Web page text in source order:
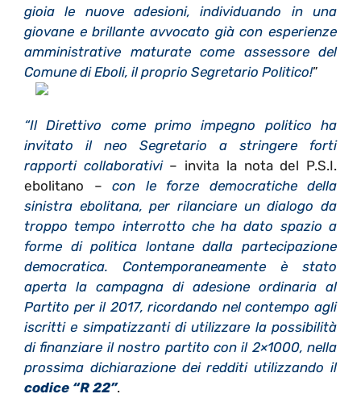
gioia le nuove adesioni, individuando in una
giovane e brillante avvocato già con esperienze
amministrative maturate come assessore del
Comune di Eboli, il proprio Segretario Politico!”
“Il Direttivo come primo impegno politico ha
invitato il neo Segretario a stringere forti
rapporti collaborativi– invita la nota del P.S.I.
ebolitano – con le forze democratiche della
sinistra ebolitana, per rilanciare un dialogo da
troppo tempo interrotto che ha dato spazio a
forme di politica lontane dalla partecipazione
democratica. Contemporaneamente è stato
aperta la campagna di adesione ordinaria al
Partito per il 2017, ricordando nel contempo agli
iscritti e simpatizzanti di utilizzare la possibilità
di finanziare il nostro partito con il 2×1000, nella
prossima dichiarazione dei redditi utilizzando il
codice “R 22”.